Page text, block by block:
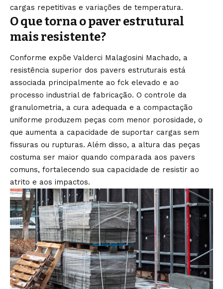
cargas repetitivas e variações de temperatura.
O que torna o paver estrutural
mais resistente?
Conforme expõe Valderci Malagosini Machado, a
resistência superior dos pavers estruturais está
associada principalmente ao fck elevado e ao
processo industrial de fabricação. O controle da
granulometria, a cura adequada e a compactação
uniforme produzem peças com menor porosidade, o
que aumenta a capacidade de suportar cargas sem
fissuras ou rupturas. Além disso, a altura das peças
costuma ser maior quando comparada aos pavers
comuns, fortalecendo sua capacidade de resistir ao
atrito e aos impactos.